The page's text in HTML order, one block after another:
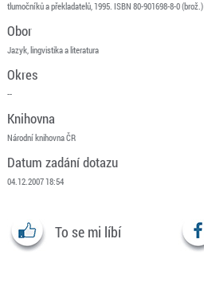
tlumočníků a překladatelů, 1995. ISBN 80-901698-8-0 (brož.)
Obor
Jazyk, lingvistika a literatura
Okres
--
Knihovna
Národní knihovna ČR
Datum zadání dotazu
04.12.2007 18:54
To se mi líbí